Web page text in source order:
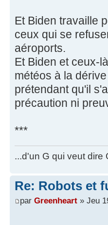
Et Biden travaille
ceux qui se
aéroports.
Et Biden et ceux-
météos à la
prétendant qu'il
précaution ni
***
...d'un G qui veut dire
Re: Robots et
par Greenheart » Jeu